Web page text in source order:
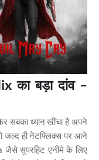
का बड़ा दांव –
सबका ध्यान खींचा है अपने
जल्द ही नेटफ्लिक्स पर आने
जैसे सुपरहिट एनीमे के लिए